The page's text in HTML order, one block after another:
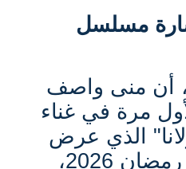
مسلسل
أن منى واصف
مرة في غناء
الذي عرض
ضمن موسم دراما رمضان 2026،